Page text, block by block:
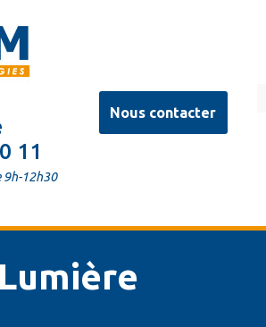
11
9h-12h30
Nous contacter